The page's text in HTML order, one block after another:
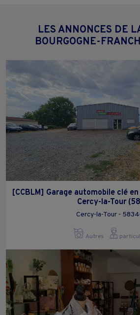
LES ANNONCES DE
BOURGOGNE-
[CCBLM] Garage automobile clé
Cercy-la-Tour
Cercy-la-Tour -
Autres